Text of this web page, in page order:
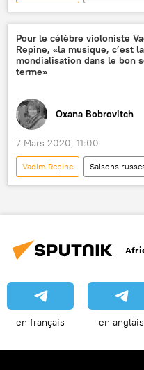
festival
Sibérie
France
Pour le célèbre violoniste
Repine, «la musique, c’est la
mondialisation dans le bon
terme»
Oxana Bobrovitch
7 Mars 2020, 11:00
Vadim Repine
Saisons
International
Piotr Tchaïkovski
en français en anglais